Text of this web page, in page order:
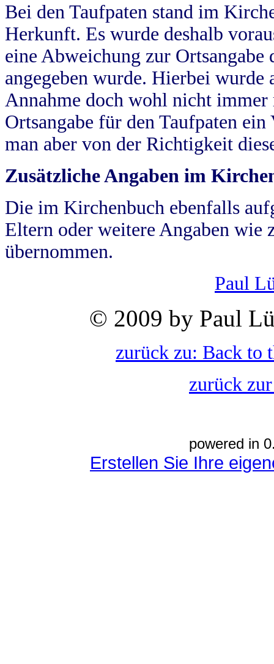
Bei den Taufpaten stand im
Herkunft. Es wurde deshalb
eine Abweichung zur
angegeben wurde. Hierbei wurde
Annahme doch wohl nicht
Ortsangabe für den Taufpaten
man aber von der Richtigkeit
Zusätzliche Angaben im
Die im Kirchenbuch ebenfalls
Eltern oder weitere Angaben wie
übernommen.
Paul
© 2009 by Paul
zurück zu: Back to
zurück
powered in
Erstellen Sie Ihre